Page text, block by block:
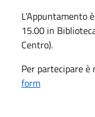
L'Appuntamento
15.00 in
Centro).
Per partecipare è
form